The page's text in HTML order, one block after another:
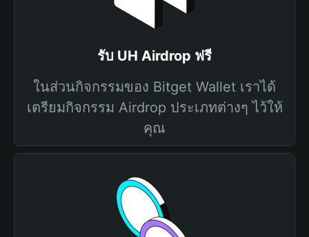
รับ UH Airdrop ฟรี
ในส่วนกิจกรรมของ Bitget Wallet เราได้
เตรียมกิจกรรม Airdrop ประเภทต่างๆ ไว้ให้
คุณ